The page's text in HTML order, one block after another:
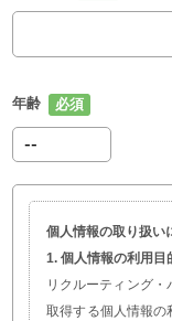
年齢
個人情報の取り扱い
1. 個人情報の利用目
リクルーティング
取得する個人情報の